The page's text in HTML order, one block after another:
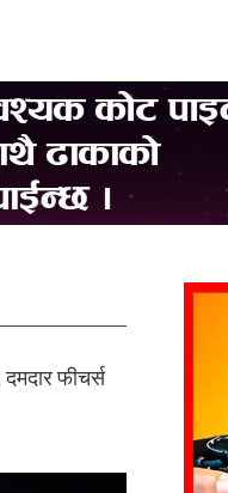
फीचर्स